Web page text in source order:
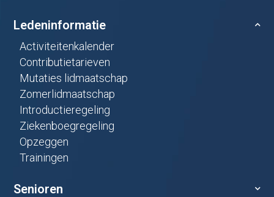
Ledeninformatie
Activiteitenkalender
Contributietarieven
Mutaties lidmaatschap
Zomerlidmaatschap
Introductieregeling
Ziekenboegregeling
Opzeggen
Trainingen
Senioren